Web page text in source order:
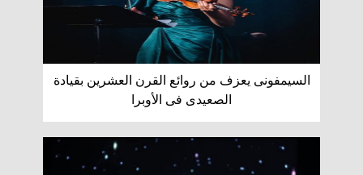
السيمفونى يعزف من روائع القرن العشرين بقيادة
الصعيدى فى الأوبرا